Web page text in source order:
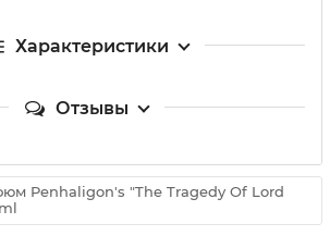
Характеристики
Отзывы
Penhaligon's "The Tragedy Of Lord